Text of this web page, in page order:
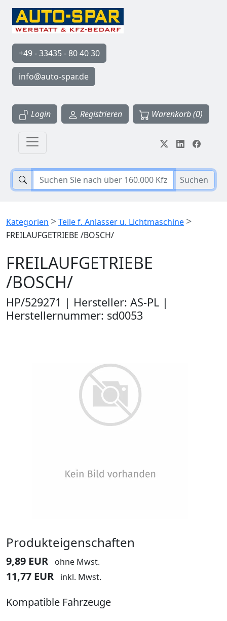
+49 - 33435 - 80 40 30
info@auto-spar.de
Login Registrieren Warenkorb (0)
Suchen
Kategorien >Teile f. Anlasser u. Lichtmaschine >
FREILAUFGETRIEBE /BOSCH/
FREILAUFGETRIEBE
/BOSCH/
HP/529271 | Hersteller: AS-PL |
Herstellernummer: sd0053
Produkteigenschaften
9,89 EUR ohne Mwst.
11,77 EUR inkl. Mwst.
Kompatible Fahrzeuge